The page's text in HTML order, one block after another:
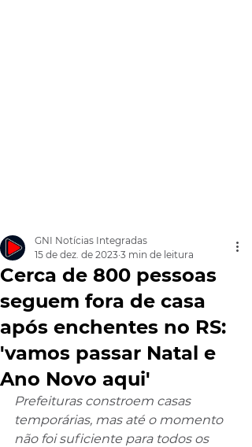
Cerca de 800 pessoas
seguem fora de casa
após enchentes no RS:
'vamos passar Natal e
Ano Novo aqui'
GNI Notícias Integradas
15 de dez. de 2023 3 min de leitura
Prefeituras constroem casas
temporárias, mas até o momento
não foi suficiente para todos os